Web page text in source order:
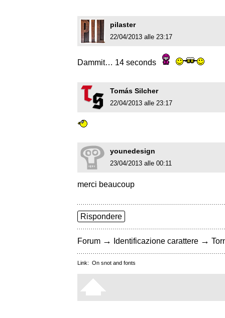
pilaster
22/04/2013 alle 23:17
Dammit… 14 seconds
Tomás Silcher
22/04/2013 alle 23:17
younedesign
23/04/2013 alle 00:11
merci beaucoup
Rispondere
Forum → Identificazione carattere →
Link: On snot and fonts